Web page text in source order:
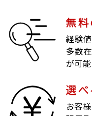
無料
経験
多数
が可能
選
お客